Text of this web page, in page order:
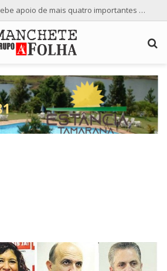
Alexandre Curi recebe apoio de mais quatro importantes partidos para candidatura ao Senado